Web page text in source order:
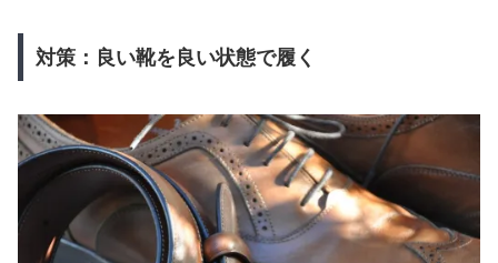
対策：良い靴を良い状態で履く